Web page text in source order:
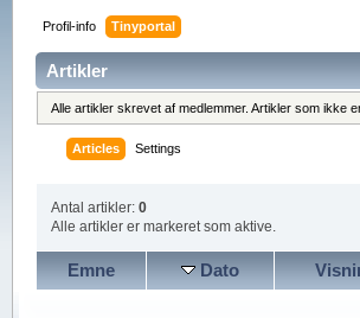
Profil-info Tinyportal
Artikler
Alle artikler skrevet af medlemmer. Artikler som ikke
Articles Settings
Antal artikler:0
Alle artikler er markeret som aktive.
Emne Dato